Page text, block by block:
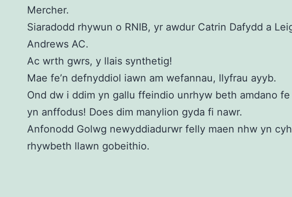
Mercher.
Siaradodd rhywun o RNIB, yr awdur Catrin Dafydd a
Andrews AC.
Ac wrth gwrs, y llais synthetig!
Mae fe’n defnyddiol iawn am wefannau, llyfrau ayyb.
Ond dw i ddim yn gallu ffeindio unrhyw beth amdano
yn anffodus! Does dim manylion gyda fi nawr.
Anfonodd Golwg newyddiadurwr felly maen nhw yn
rhywbeth llawn gobeithio.